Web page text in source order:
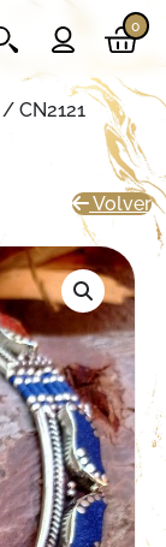
0
/ CN2121
Volver